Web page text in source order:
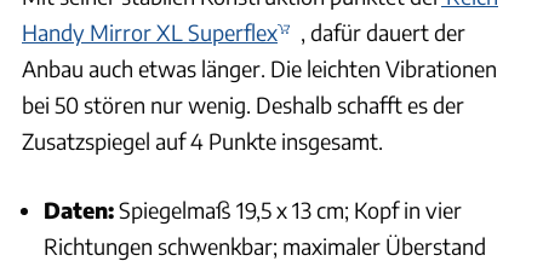
Handy Mirror XL Superflex
, dafür dauert der
Anbau auch etwas länger. Die leichten Vibrationen
bei 50 stören nur wenig. Deshalb schafft es der
Zusatzspiegel auf 4 Punkte insgesamt.
Daten:Spiegelmaß 19,5 x 13 cm; Kopf in vier
Richtungen schwenkbar; maximaler Überstand